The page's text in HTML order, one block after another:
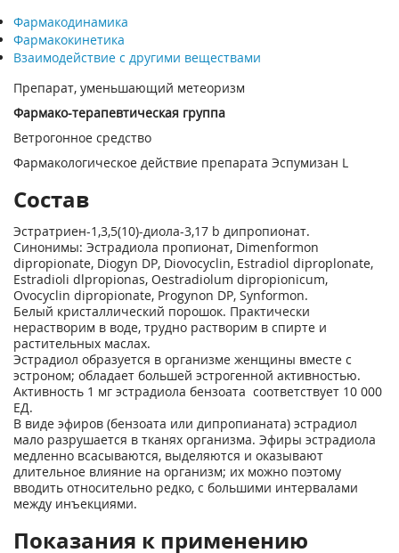
Фармакодинамика
Фармакокинетика
Взаимодействие с другими веществами
Препарат, уменьшающий метеоризм
Фармако-терапевтическая группа
Ветрогонное средство
Фармакологическое действие препарата Эспумизан L
Состав
Эстратриен-1,3,5(10)-диола-3,17 b дипропионат.
Синонимы: Эстрадиола пропионат, Dimenformon
dipropionate, Diogyn DP, Diovocyclin, Estradiol diproplonate,
Estradioli dlpropionas, Oestradiolum dipropionicum,
Ovocyclin dipropionate, Progynon DP, Synformon.
Белый кристаллический порошок. Практически
нерастворим в воде, трудно растворим в спирте и
растительных маслах.
Эстрадиол образуется в организме женщины вместе с
эстроном; обладает большей эстрогенной активностью.
Активность 1 мг эстрадиола бензоата соответствует 10 000
ЕД.
В виде эфиров (бензоата или дипропианата) эстрадиол
мало разрушается в тканях организма. Эфиры эстрадиола
медленно всасываются, выделяются и оказывают
длительное влияние на организм; их можно поэтому
вводить относительно редко, с большими интервалами
между инъекциями.
Показания к применению